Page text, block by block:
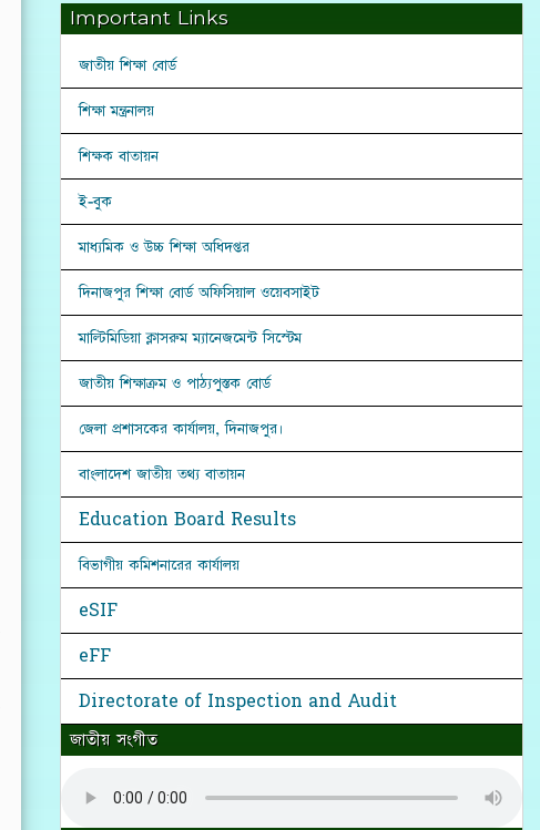
Important Links
জাতীয় শিক্ষা বোর্ড
শিক্ষা মন্ত্রনালয়
শিক্ষক বাতায়ন
ই-বুক
মাধ্যমিক ও উচ্চ শিক্ষা অধিদপ্তর
দিনাজপুর শিক্ষা বোর্ড অফিসিয়াল ওয়েবসাইট
মাল্টিমিডিয়া ক্লাসরুম ম্যানেজমেন্ট সিস্টেম
জাতীয় শিক্ষাক্রম ও পাঠ্যপুস্তক বোর্ড
জেলা প্রশাসকের কার্যালয়, দিনাজপুর।
বাংলাদেশ জাতীয় তথ্য বাতায়ন
Education Board Results
বিভাগীয় কমিশনারের কার্যালয়
eSIF
eFF
Directorate of Inspection and Audit
জাতীয় সংগীত